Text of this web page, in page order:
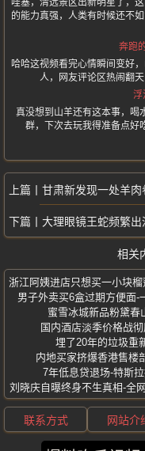
哇塞，清远景区出新明星了，
的能力真强，人类有时候还不
奔跑
哈哈这视频看完心情瞬间变好
人，网友评论区热闹翻
浮
真没想到山羊还有这本事，喝
群，下次去玩我得准备点好
甘肃新发现一处羊肉
大理眼镜王蛇频繁出没-没
相关
男子外卖买6盒过期方便面-
蜜雪冰城新品粉黛春
国内酒店淡季价格战
埋了20年的垃圾重
内地买家挤爆香港售楼
7年低息贷退场-特斯
刘晓庆自曝终身不生真相-全
联系方式 网站介